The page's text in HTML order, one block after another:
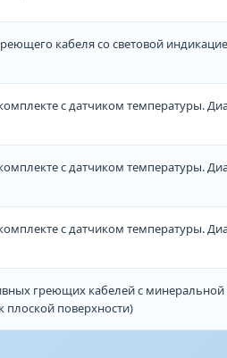
кабеля со световой
с датчиком температуры.
с датчиком температуры.
с датчиком температуры.
греющих кабелей с минеральной
поверхности)